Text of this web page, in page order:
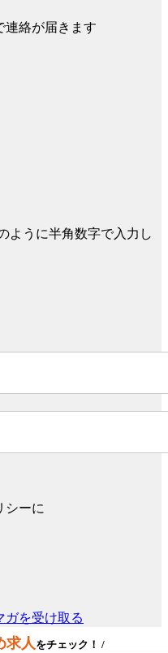
連絡が届きます
ように半角数字で入力し
シーに
求人をチェック！ /